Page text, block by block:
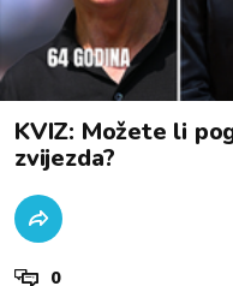
KVIZ: Možete li
zvijezda?
0